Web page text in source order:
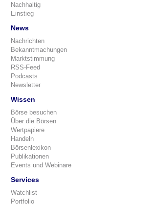
Nachhaltig
Einstieg
News
Nachrichten
Bekanntmachungen
Marktstimmung
RSS-Feed
Podcasts
Newsletter
Wissen
Börse besuchen
Über die Börsen
Wertpapiere
Handeln
Börsenlexikon
Publikationen
Events und Webinare
Services
Watchlist
Portfolio